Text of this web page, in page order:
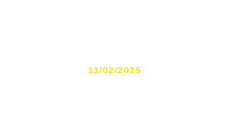
11/02/2025